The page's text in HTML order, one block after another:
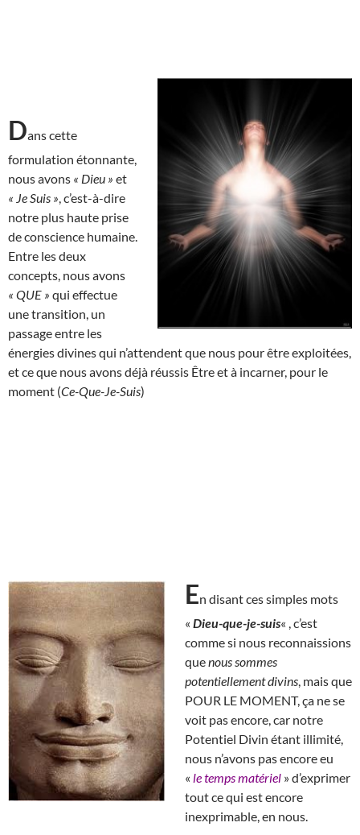
Dans cette
formulation étonnante,
nous avons « Dieu » et
« Je Suis » , c’est-à-dire
notre plus haute prise
de conscience humaine.
Entre les deux
concepts, nous avons
« QUE » qui effectue
une transition, un
passage entre les
énergies divines qui n’attendent que nous pour être exploitées,
et ce que nous avons déjà réussis Être et à incarner, pour le
moment (Ce-Que-Je-Suis)
En disant ces simples mots
« Dieu-que-je-suis« , c’est
comme si nous reconnaissions
quenous sommes
potentiellement divins , mais que
POUR LE MOMENT, ça ne se
voit pas encore, car notre
Potentiel Divin étant illimité,
nous n’avons pas encore eu
« le temps matériel » d’exprimer
tout ce qui est encore
inexprimable, en nous.